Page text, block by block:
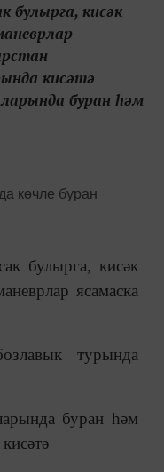
булырга, кисәк
кисәтә
буран һәм
булырга, кисәк
ясамаска
турында
буран һәм